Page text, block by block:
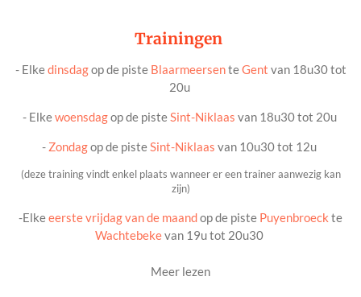
Trainingen
- Elkedinsdagop de piste BlaarmeersenteGent van 18u30 tot
20u
- Elkewoensdagop de piste Sint-Niklaas van 18u30 tot 20u
- Zondagop de piste Sint-Niklaas van 10u30 tot 12u
(deze training vindt enkel plaats wanneer er een trainer aanwezig kan
zijn)
-Elkeeerste vrijdag van de maandop de piste Puyenbroeck te
Wachtebekevan 19u tot 20u30
Meer lezen